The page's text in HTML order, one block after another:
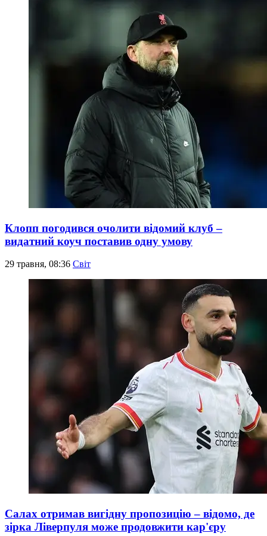
Клопп погодився очолити відомий клуб –
видатний коуч поставив одну умову
29 травня, 08:36 Світ
Салах отримав вигідну пропозицію – відомо, де
зірка Ліверпуля може продовжити кар'єру